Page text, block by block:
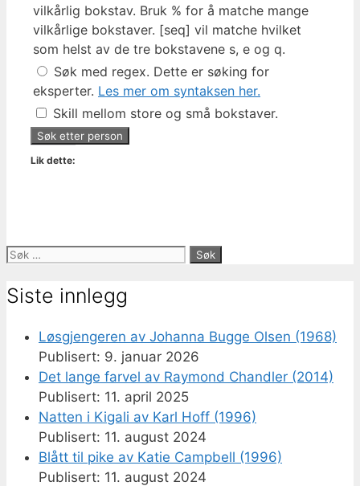
vilkårlig bokstav. Bruk % for å matche mange
vilkårlige bokstaver. [seq] vil matche hvilket
som helst av de tre bokstavene s, e og q.
Søk med regex. Dette er søking for
eksperter. Les mer om syntaksen her.
Skill mellom store og små bokstaver.
Lik dette:
Søk
Siste innlegg
Løsgjengeren av Johanna Bugge Olsen (1968)
9. januar 2026
Det lange farvel av Raymond Chandler (2014)
11. april 2025
Natten i Kigali av Karl Hoff (1996)
11. august 2024
Blått til pike av Katie Campbell (1996)
11. august 2024